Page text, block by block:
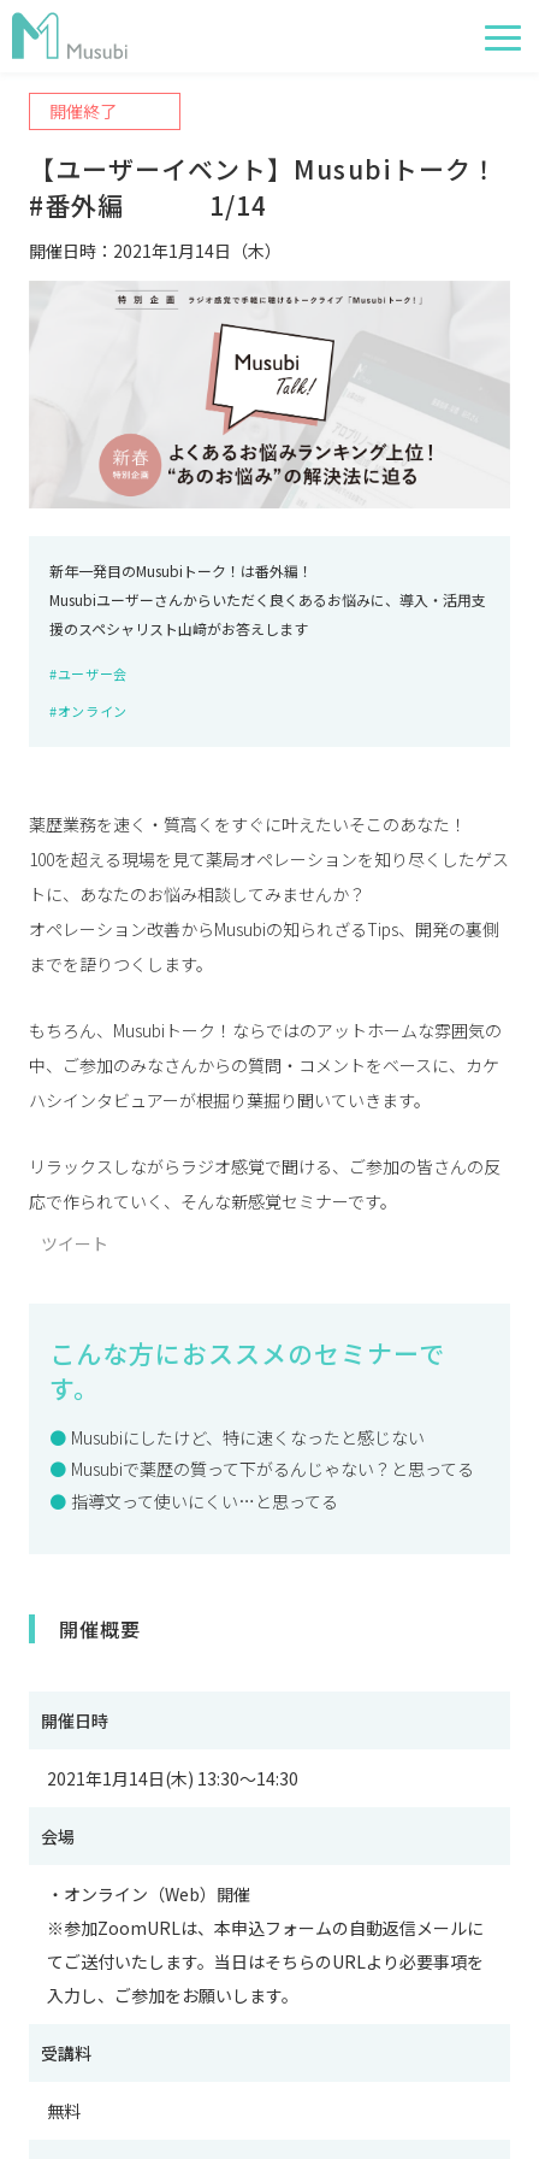
電子薬歴
服薬フォロー
経営管理
イベント
開催終了
【ユーザーイベント】Musubiトーク！
#番外編        　1/14
開催日時：2021年1月14日（木）
新年一発目のMusubiトーク！は番外編！
Musubiユーザーさんからいただく良くあるお悩みに、導入・活用支
援のスペシャリスト山﨑がお答えします
#ユーザー会
#オンライン
薬歴業務を速く・質高くをすぐに叶えたいそこのあなた！
100を超える現場を見て薬局オペレーションを知り尽くしたゲス
トに、あなたのお悩み相談してみませんか？
オペレーション改善からMusubiの知られざるTips、開発の裏側
までを語りつくします。
もちろん、Musubiトーク！ならではのアットホームな雰囲気の
中、ご参加のみなさんからの質問・コメントをベースに、カケ
ハシインタビュアーが根掘り葉掘り聞いていきます。
リラックスしながらラジオ感覚で聞ける、ご参加の皆さんの反
応で作られていく、そんな新感覚セミナーです。
ツイート
こんな方におススメのセミナーで
す。
Musubiにしたけど、特に速くなったと感じない
Musubiで薬歴の質って下がるんじゃない？と思ってる
指導文って使いにくい…と思ってる
開催概要
開催日時
2021年1月14日(木) 13:30～14:30
会場
・オンライン（Web）開催
※参加ZoomURLは、本申込フォームの自動返信メールに
てご送付いたします。当日はそちらのURLより必要事項を
入力し、ご参加をお願いします。
受講料
無料